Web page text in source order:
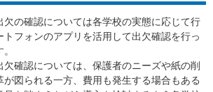
の確認については各学校の実態に応じて行
トフォンのアプリを活用して出欠確認を行っ
確認については、保護者のニーズや紙の削
図られる一方、費用も発生する場合もある